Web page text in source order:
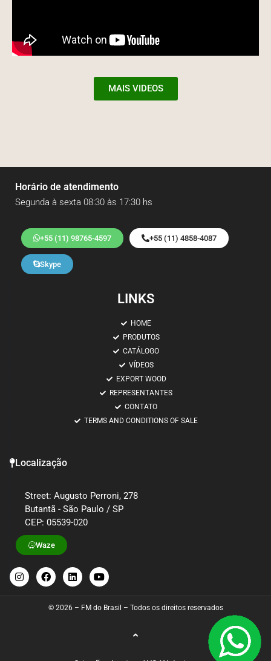
MAIS VIDEOS
Horário de atendimento
Segunda à sexta 08:30 às 17:30 hs
+55 (11) 98765-4597 +55 (11) 4858-4087
Skype
LINKS
HOME
PRODUTOS
CATÁLOGO
VÍDEOS
EXPORT WOOD
REPRESENTANTES
CONTATO
TERMS AND CONDITIONS OF SALE
Localização
Street: Augusto Perroni, 278
Butantã - São Paulo / SP
CEP: 05539-020
Waze
© 2026 – FM do Brasil – Todos os direitos reservados